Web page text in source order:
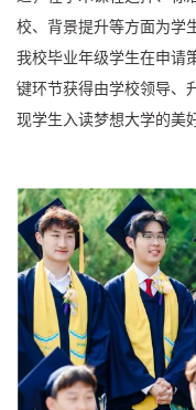
校、背景提升等方面为学
我校毕业年级学生在申请
键环节获得由学校领导、
现学生入读梦想大学的美